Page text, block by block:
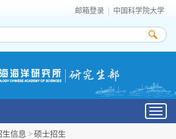
邮箱登录 中国科学院大学
生信息 > 硕士招生